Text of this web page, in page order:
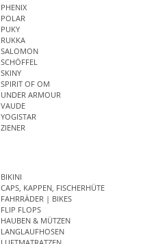
PHENIX
POLAR
PUKY
RUKKA
SALOMON
SCHÖFFEL
SKINY
SPIRIT OF OM
UNDER ARMOUR
VAUDE
YOGISTAR
ZIENER
BIKINI
CAPS, KAPPEN, FISCHERHÜTE
FAHRRÄDER | BIKES
FLIP FLOPS
HAUBEN & MÜTZEN
LANGLAUFHOSEN